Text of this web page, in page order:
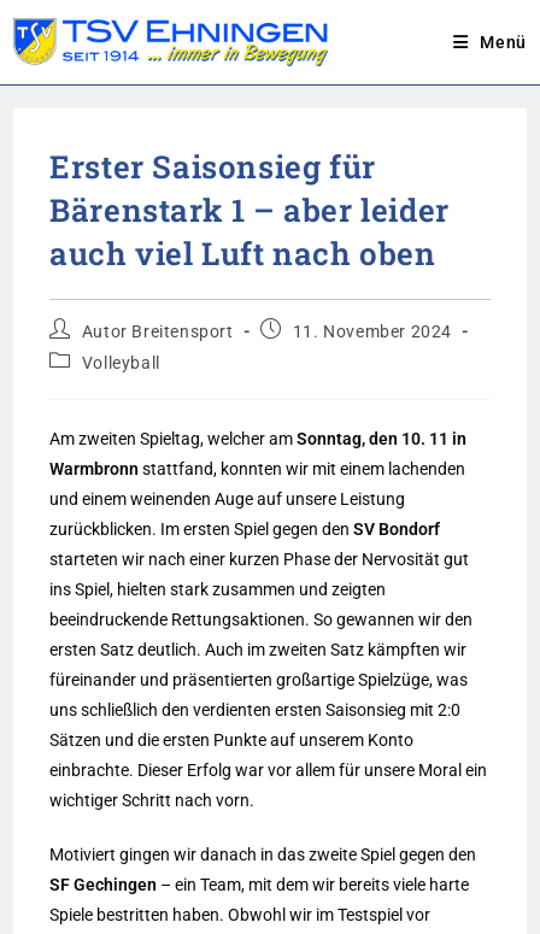
springen
Menü
Erster Saisonsieg für
Bärenstark 1 – aber leider
auch viel Luft nach oben
Beitrags-
Autor:
Autor Breitensport
Beitrag11. November 2024
Beitrags-
Volleyball
Am zweiten Spieltag, welcher amSonntag, den 10. 11 in
Warmbronn stattfand, konnten wir mit einem lachenden
und einem weinenden Auge auf unsere Leistung
zurückblicken. Im ersten Spiel gegen denSV Bondorf
starteten wir nach einer kurzen Phase der Nervosität gut
ins Spiel, hielten stark zusammen und zeigten
beeindruckende Rettungsaktionen. So gewannen wir den
ersten Satz deutlich. Auch im zweiten Satz kämpften wir
füreinander und präsentierten großartige Spielzüge, was
uns schließlich den verdienten ersten Saisonsieg mit 2:0
Sätzen und die ersten Punkte auf unserem Konto
einbrachte. Dieser Erfolg war vor allem für unsere Moral ein
wichtiger Schritt nach vorn.
Motiviert gingen wir danach in das zweite Spiel gegen den
SF Gechingen – ein Team, mit dem wir bereits viele harte
Spiele bestritten haben. Obwohl wir im Testspiel vor